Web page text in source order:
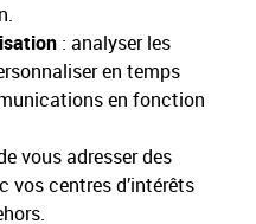
: analyser les
en temps
en fonction
vous adresser des
vos centres d’intérêts